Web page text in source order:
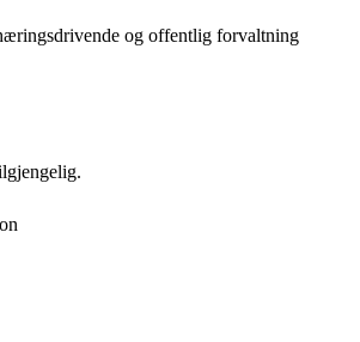
og offentlig forvaltning